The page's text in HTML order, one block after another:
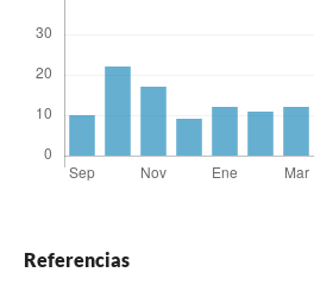
Referencias